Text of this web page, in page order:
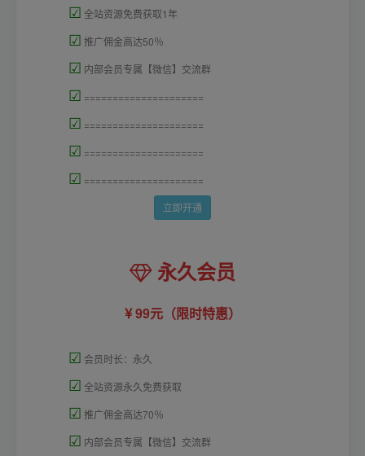
☑ 全站资源免费获取1年
☑ 推广佣金高达50％
☑ 内部会员专属【微信】交流群
☑ =====================
☑ =====================
☑ =====================
☑ =====================
立即开通
永久会员
99元（限时特惠）
☑ 会员时长：永久
☑ 全站资源永久免费获取
☑ 推广佣金高达70％
☑ 内部会员专属【微信】交流群